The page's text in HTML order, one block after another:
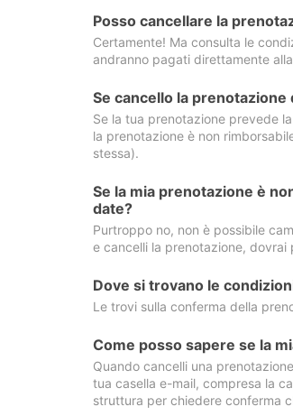
Posso cancellare la
Certamente! Ma consulta le
andranno pagati direttamente
Se cancello la prenotazione
Se la tua prenotazione prevede
la prenotazione è non
stessa).
Se la mia prenotazione è
date?
Purtroppo no, non è possibile
e cancelli la prenotazione,
Dove si trovano le
Le trovi sulla conferma della
Come posso sapere se la
Quando cancelli una
tua casella e-mail, compresa la
struttura per chiedere conferma